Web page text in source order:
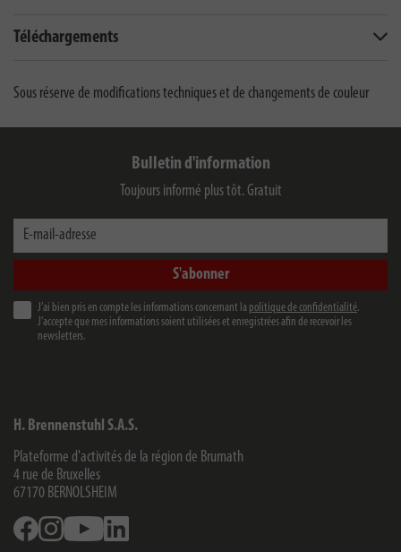
Téléchargements
Sous réserve de modifications techniques et de changements de couleur
Bulletin d'information
Toujours informé plus tôt. Gratuit
E-mail-adresse
S'abonner
J’ai bien pris en compte les informations concernant la politique de confidentialité.
J’accepte que mes informations soient utilisées et enregistrées afin de recevoir les
newsletters.
H. Brennenstuhl S.A.S.
Plateforme d'activités de la région de Brumath
4 rue de Bruxelles
67170 BERNOLSHEIM
FacebookInstagramYoutube